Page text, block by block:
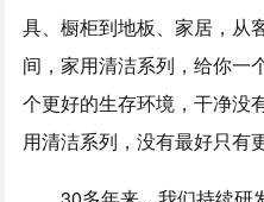
具、橱柜到地板、家居，从
间，家用清洁系列，给你一
个更好的生存环境，干净没
用清洁系列，没有最好只有更